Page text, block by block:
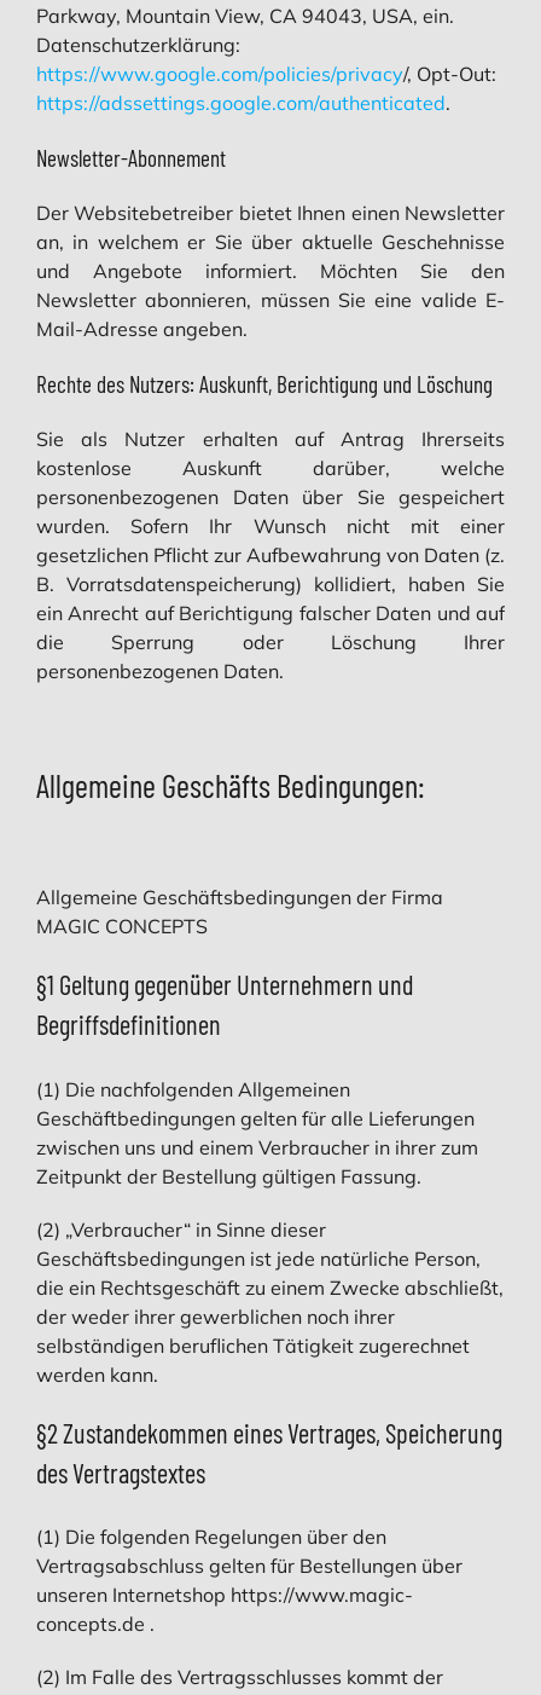
Parkway, Mountain View, CA 94043, USA, ein.
Datenschutzerklärung:
https://www.google.com/policies/privacy/, Opt-Out:
https://adssettings.google.com/authenticated.
Newsletter-Abonnement
Der Websitebetreiber bietet Ihnen einen Newsletter
an, in welchem er Sie über aktuelle Geschehnisse
und Angebote informiert. Möchten Sie den
Newsletter abonnieren, müssen Sie eine valide E-
Mail-Adresse angeben.
Rechte des Nutzers: Auskunft, Berichtigung und Löschung
Sie als Nutzer erhalten auf Antrag Ihrerseits
kostenlose Auskunft darüber, welche
personenbezogenen Daten über Sie gespeichert
wurden. Sofern Ihr Wunsch nicht mit einer
gesetzlichen Pflicht zur Aufbewahrung von Daten (z.
B. Vorratsdatenspeicherung) kollidiert, haben Sie
ein Anrecht auf Berichtigung falscher Daten und auf
die Sperrung oder Löschung Ihrer
personenbezogenen Daten.
Allgemeine Geschäfts Bedingungen:
Allgemeine Geschäftsbedingungen der Firma
MAGIC CONCEPTS
§1 Geltung gegenüber Unternehmern und
Begriffsdefinitionen
(1) Die nachfolgenden Allgemeinen
Geschäftbedingungen gelten für alle Lieferungen
zwischen uns und einem Verbraucher in ihrer zum
Zeitpunkt der Bestellung gültigen Fassung.
(2) „Verbraucher“ in Sinne dieser
Geschäftsbedingungen ist jede natürliche Person,
die ein Rechtsgeschäft zu einem Zwecke abschließt,
der weder ihrer gewerblichen noch ihrer
selbständigen beruflichen Tätigkeit zugerechnet
werden kann.
§2 Zustandekommen eines Vertrages, Speicherung
des Vertragstextes
(1) Die folgenden Regelungen über den
Vertragsabschluss gelten für Bestellungen über
unseren Internetshop https://www.magic-
concepts.de .
(2) Im Falle des Vertragsschlusses kommt der